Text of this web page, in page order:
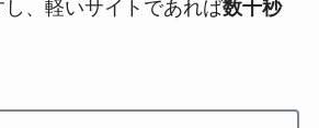
、軽いサイトであれば数十秒